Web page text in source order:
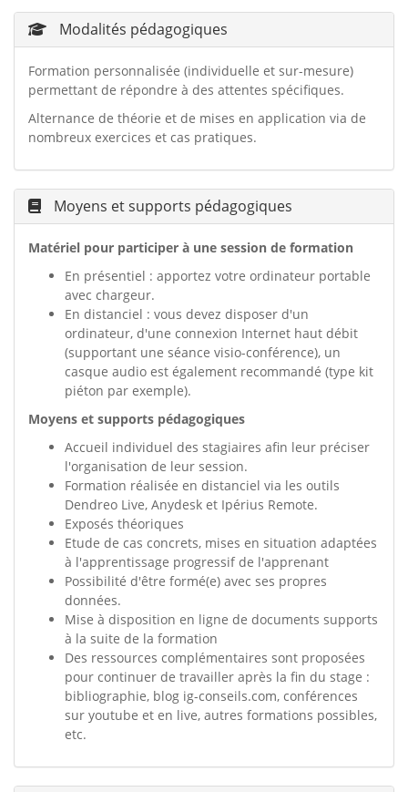
Modalités pédagogiques
Formation personnalisée (individuelle et sur-mesure)
permettant de répondre à des attentes spécifiques.
Alternance de théorie et de mises en application via de
nombreux exercices et cas pratiques.
Moyens et supports pédagogiques
Matériel pour participer à une session de formation
En présentiel : apportez votre ordinateur portable
avec chargeur.
En distanciel : vous devez disposer d'un
ordinateur, d'une connexion Internet haut débit
(supportant une séance visio-conférence), un
casque audio est également recommandé (type kit
piéton par exemple).
Moyens et supports pédagogiques
Accueil individuel des stagiaires afin leur préciser
l'organisation de leur session.
Formation réalisée en distanciel via les outils
Dendreo Live, Anydesk et Ipérius Remote.
Exposés théoriques
Etude de cas concrets, mises en situation adaptées
à l'apprentissage progressif de l'apprenant
Possibilité d'être formé(e) avec ses propres
données.
Mise à disposition en ligne de documents supports
à la suite de la formation
Des ressources complémentaires sont proposées
pour continuer de travailler après la fin du stage :
bibliographie, blog ig-conseils.com, conférences
sur youtube et en live, autres formations possibles,
etc.